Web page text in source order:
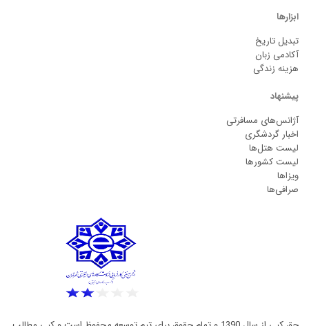
ابزارها
تبدیل تاریخ
آکادمی زبان
هزینه زندگی
پیشنهاد
آژانس‌های مسافرتی
اخبار گردشگری
لیست هتل‌ها
لیست کشورها
ویزاها
صرافی‌ها